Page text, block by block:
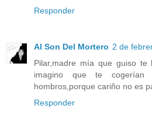
Responder
Al Son Del Mortero 2 de
Pilar,madre mía que guiso te
imagino que te
hombros,porque cariño no es
Responder